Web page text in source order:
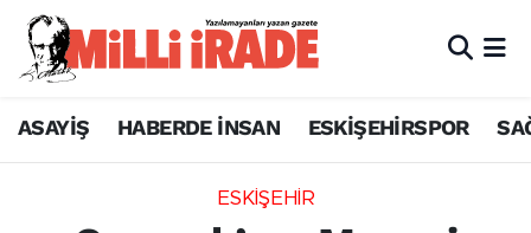
ASAYİŞ HABERDE İNSAN ESKİŞEHİRSPOR
ESKİŞEHİR